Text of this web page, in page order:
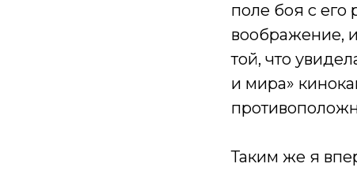
поле боя с
воображение,
той, что
и мира»
Таким же я